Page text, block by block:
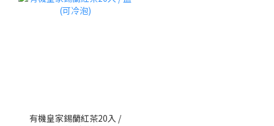
有機皇家錫蘭紅茶20入 /